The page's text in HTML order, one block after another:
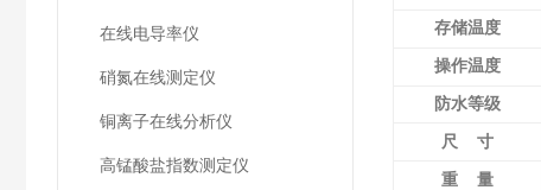
在线电导率仪
硝氮在线测定仪
铜离子在线分析仪
高锰酸盐指数测定仪
存储温度
操作温度
防水等级
尺 寸
重 量